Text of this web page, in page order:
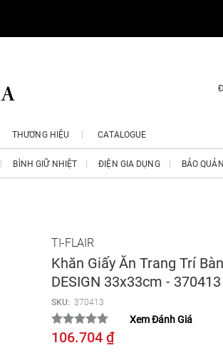
THƯƠNG HIỆU CATALOGUE
BÌNH GIỮ NHIỆT ĐIỆN GIA DỤNG BẢO
TI-FLAIR
Khăn Giấy Ăn Trang Trí
DESIGN 33x33cm - 370413
SKU: 370413
Xem Đánh Giá
106.704 ₫